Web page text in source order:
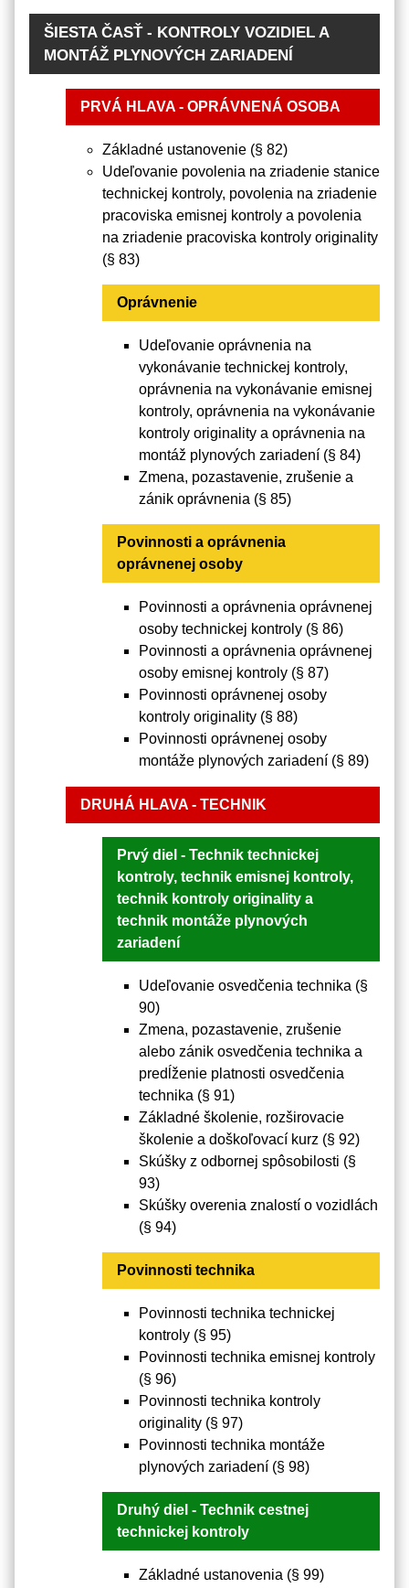
ŠIESTA ČASŤ - KONTROLY VOZIDIEL A
MONTÁŽ PLYNOVÝCH ZARIADENÍ
PRVÁ HLAVA - OPRÁVNENÁ OSOBA
Základné ustanovenie (§ 82)
Udeľovanie povolenia na zriadenie stanice
technickej kontroly, povolenia na zriadenie
pracoviska emisnej kontroly a povolenia
na zriadenie pracoviska kontroly originality
(§ 83)
Oprávnenie
Udeľovanie oprávnenia na
vykonávanie technickej kontroly,
oprávnenia na vykonávanie emisnej
kontroly, oprávnenia na vykonávanie
kontroly originality a oprávnenia na
montáž plynových zariadení (§ 84)
Zmena, pozastavenie, zrušenie a
zánik oprávnenia (§ 85)
Povinnosti a oprávnenia
oprávnenej osoby
Povinnosti a oprávnenia oprávnenej
osoby technickej kontroly (§ 86)
Povinnosti a oprávnenia oprávnenej
osoby emisnej kontroly (§ 87)
Povinnosti oprávnenej osoby
kontroly originality (§ 88)
Povinnosti oprávnenej osoby
montáže plynových zariadení (§ 89)
DRUHÁ HLAVA - TECHNIK
Prvý diel - Technik technickej
kontroly, technik emisnej kontroly,
technik kontroly originality a
technik montáže plynových
zariadení
Udeľovanie osvedčenia technika (§
90)
Zmena, pozastavenie, zrušenie
alebo zánik osvedčenia technika a
predĺženie platnosti osvedčenia
technika (§ 91)
Základné školenie, rozširovacie
školenie a doškoľovací kurz (§ 92)
Skúšky z odbornej spôsobilosti (§
93)
Skúšky overenia znalostí o vozidlách
(§ 94)
Povinnosti technika
Povinnosti technika technickej
kontroly (§ 95)
Povinnosti technika emisnej kontroly
(§ 96)
Povinnosti technika kontroly
originality (§ 97)
Povinnosti technika montáže
plynových zariadení (§ 98)
Druhý diel - Technik cestnej
technickej kontroly
Základné ustanovenia (§ 99)